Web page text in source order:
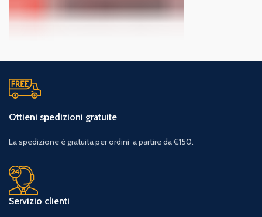
Ottieni spedizioni gratuite
La spedizione è gratuita per ordini a partire da €150.
Servizio clienti